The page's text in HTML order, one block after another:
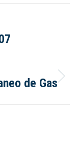
de Gas